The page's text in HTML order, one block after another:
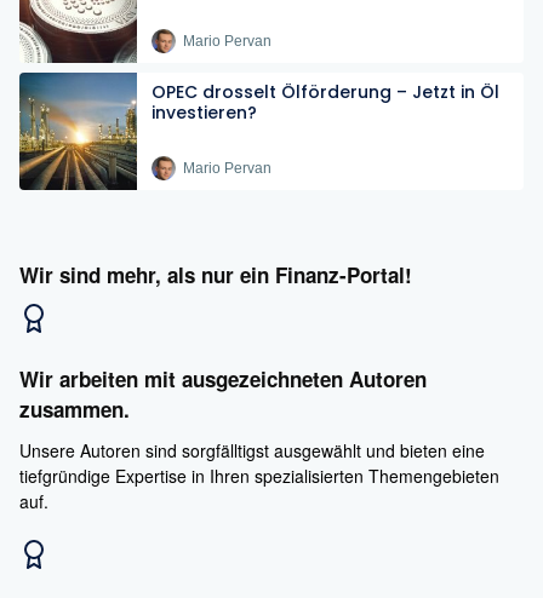
Mario Pervan
OPEC drosselt Ölförderung – Jetzt in Öl
investieren?
Mario Pervan
Wir sind mehr, als nur ein Finanz-Portal!
Wir arbeiten mit ausgezeichneten Autoren
zusammen.
Unsere Autoren sind sorgfälltigst ausgewählt und bieten eine
tiefgründige Expertise in Ihren spezialisierten Themengebieten
auf.